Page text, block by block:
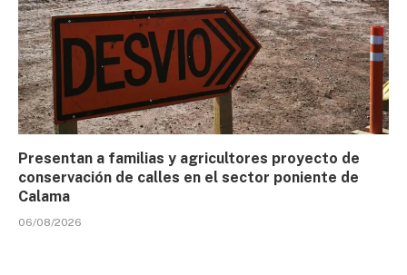
Presentan a familias y agricultores proyecto de
conservación de calles en el sector poniente de
Calama
06/08/2026